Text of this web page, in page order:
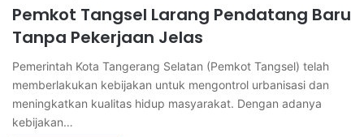
Pemkot Tangsel Larang Pendatang Baru
Tanpa Pekerjaan Jelas
Pemerintah Kota Tangerang Selatan (Pemkot Tangsel) telah
memberlakukan kebijakan untuk mengontrol urbanisasi dan
meningkatkan kualitas hidup masyarakat. Dengan adanya
kebijakan…